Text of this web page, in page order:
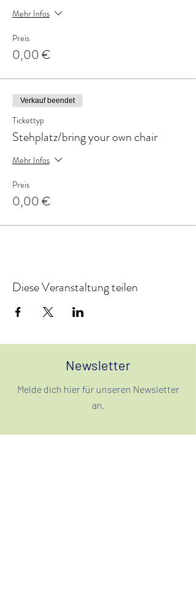
Hölderlin Eins, Kleefeld; 02.07., Biergarten Lister
Homepage möglich, spontane Gäste sind herzlich
Willkommen.
Ein Spaß für die ganze Familie!
Die Truckoper wird gefördert duchNeustart
für Kultur und Medien
Mehr Infos
Preis
0,00 €
Verkauf beendet
Tickettyp
Stehplatz/bring your own chair
Mehr Infos
Preis
0,00 €
Diese Veranstaltung teilen
Newsletter
Melde dich hier für unseren Newsletter
an.